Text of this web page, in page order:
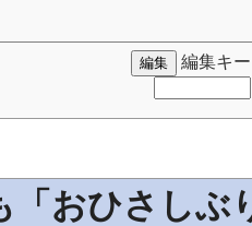
編集キー
「おひさしぶ